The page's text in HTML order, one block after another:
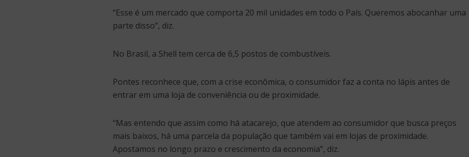
“Esse é um mercado que comporta 20 mil unidades em todo o País. Queremos abocanhar uma
parte disso”, diz.
No Brasil, a Shell tem cerca de 6,5 postos de combustíveis.
Pontes reconhece que, com a crise econômica, o consumidor faz a conta no lápis antes de
entrar em uma loja de conveniência ou de proximidade.
“Mas entendo que assim como há atacarejo, que atendem ao consumidor que busca preços
mais baixos, há uma parcela da população que também vai em lojas de proximidade.
Apostamos no longo prazo e crescimento da economia”, diz.